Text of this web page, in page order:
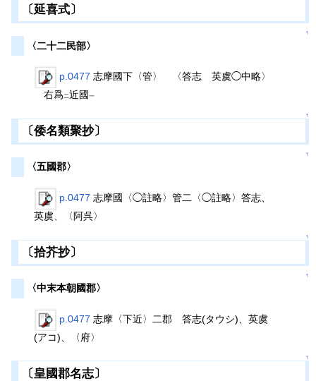
〔延喜式〕
↑
〈二十二民部〉
p.0477 志摩國下〈管〉 〈答志 英虞◯中略〉
右爲二近國一
↑
〔倭名類聚抄〕
↑
〈五國郡〉
p.0477 志摩國〈◯註略〉管二〈◯註略〉答志、
英虞、〈阿呉〉
↑
〔拾芥抄〕
↑
〈中末本朝國郡〉
p.0477 志摩〈下近〉二郡 答志(タウシ)、英虞
(アコ)、〈府〉
↑
〔皇國郡名志〕